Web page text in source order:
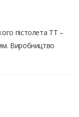
пістолета ТТ –
Виробництво